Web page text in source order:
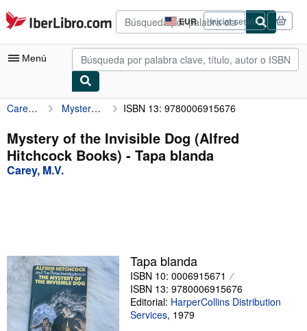
Pasar al contenido principal
IberLibro.com EUR
Preferencias
de
compra
del
Iniciar sesión
Menú
Mi cuenta
Consultar mis pedidos
Búsqueda avanzada
Colecciones
Vendedores
Comenzar a vender
Ayuda
Carey, M.V. Mystery of the Invisible Dog (Alfred Hitchcock Books) ISBN 13: 9780006915676
Mystery of the Invisible Dog (Alfred
Hitchcock Books) - Tapa blanda
Carey, M.V.
Tapa blanda
ISBN 10: 0006915671
ISBN 13: 9780006915676
Editorial: HarperCollins Distribution
Services, 1979